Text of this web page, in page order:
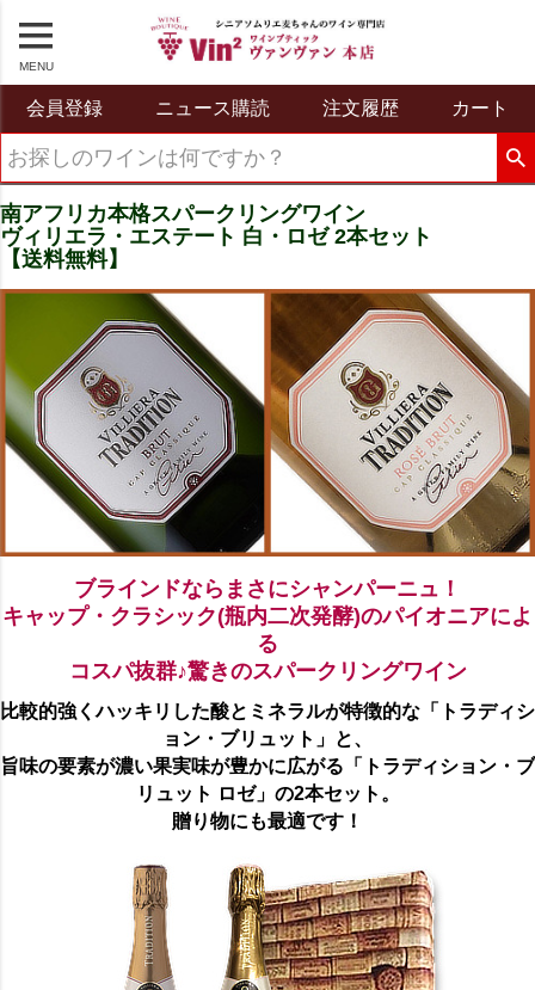
MENU
会員登録 ニュース購読 注文履歴 カート
南アフリカ本格スパークリングワイン
ヴィリエラ・エステート 白・ロゼ 2本セット
【送料無料】
ブラインドならまさにシャンパーニュ！
キャップ・クラシック(瓶内二次発酵)のパイオニアによ
る
コスパ抜群♪驚きのスパークリングワイン
比較的強くハッキリした酸とミネラルが特徴的な「トラディシ
ョン・ブリュット」と、
旨味の要素が濃い果実味が豊かに広がる「トラディション・ブ
リュット ロゼ」の2本セット。
贈り物にも最適です！